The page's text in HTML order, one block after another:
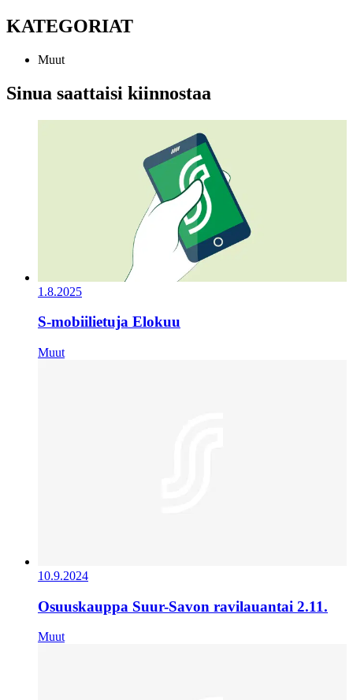
KATEGORIAT
Muut
Sinua saattaisi kiinnostaa
1.8.2025
S-mobiilietuja Elokuu
Muut
10.9.2024
Osuuskauppa Suur-Savon ravilauantai 2.11.
Muut